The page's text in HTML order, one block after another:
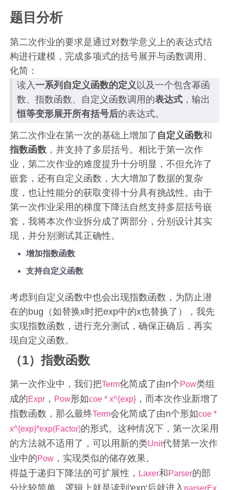
题目分析
第二次作业的要求是通过对数学意义上的表达式结
构进行建模，完成多项式的括号展开与函数调用、
化简：
读入一系列自定义函数的定义 以及一个包含幂函
数、指数函数、自定义函数调用的表达式 ，输出
恒等变形展开所有括号后的表达式。
第二次作业在第一次的基础上增加了 自定义函数和
指数函数 ，并支持了多层括号。相比于第一次作
业，第二次作业的难度提升十分明显，不但允许了
嵌套，还有自定义函数，大大增加了数据的复杂
度，也让性能分的获取变得十分具有挑战性。由于
第一次作业采用的梯度下降法自然支持多层括号嵌
套，我将本次作业拆分成了两部分，分别设计其实
现，并分别测试其正确性。
增加指数函数
支持自定义函数
考虑到自定义函数中也会出现指数函数，为防止潜
在的bug（如替换x时把exp中的x也替换了），我先
实现指数函数，进行充分测试，确保正确后，再实
现自定义函数。
（1）指数函数
第一次作业中，我们把Term化简成了由n个Pow类组
成的Expr ， Pow形如coe * x^{exp} ，而本次作业新增了
指数函数，那么最终Term会化简成了由n个形如coe *
x^{exp}*exp(Factor)的形式。这种情况下，第一次采用
的方法就不适用了，可以用新的类Unit代替第一次作
业中的Pow ，实现类似的储存效果。
得益于递归下降法的可扩展性，
Laxer和 Parser的部
parserEx